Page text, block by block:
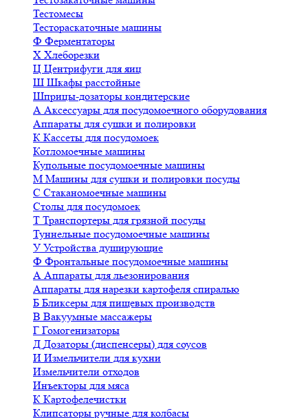
Тестомесы
Тестораскаточные машины
Ф Ферментаторы
Х Хлеборезки
Ц Центрифуги для яиц
Ш Шкафы расстойные
Шприцы-дозаторы кондитерские
А Аксессуары для посудомоечного оборудования
Аппараты для сушки и полировки
К Кассеты для посудомоек
Котломоечные машины
Купольные посудомоечные машины
М Машины для сушки и полировки посуды
С Стаканомоечные машины
Столы для посудомоек
Т Транспортеры для грязной посуды
Туннельные посудомоечные машины
У Устройства душирующие
Ф Фронтальные посудомоечные машины
А Аппараты для льезонирования
Аппараты для нарезки картофеля спиралью
Б Бликсеры для пищевых производств
В Вакуумные массажеры
Г Гомогенизаторы
Д Дозаторы (диспенсеры) для соусов
И Измельчители для кухни
Измельчители отходов
Инъекторы для мяса
К Картофелечистки
Клипсаторы ручные для колбасы